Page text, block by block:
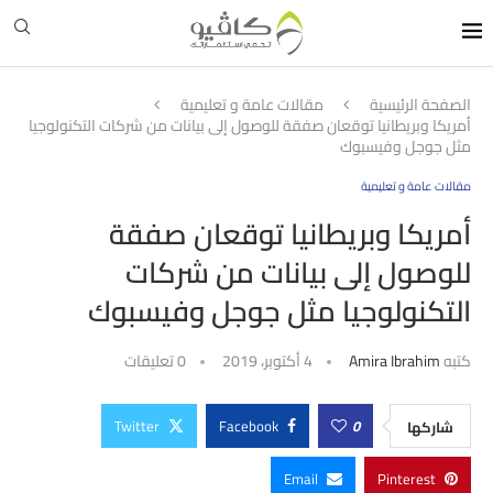
الصفحة الرئيسية مقالات عامة و تعليمية
أمريكا وبريطانيا توقعان صفقة للوصول إلى بيانات من شركات التكنولوجيا
مثل جوجل وفيسبوك
مقالات عامة و تعليمية
أمريكا وبريطانيا توقعان صفقة
للوصول إلى بيانات من شركات
التكنولوجيا مثل جوجل وفيسبوك
كتبهAmira Ibrahim 4 أكتوبر، 2019 0 تعليقات
شاركها 0
Facebook
Twitter
Pinterest
Email